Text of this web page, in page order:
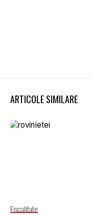
ARTICOLE SIMILARE
Fiscalitate